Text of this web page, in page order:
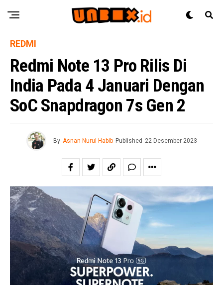
REDMI
Redmi Note 13 Pro Rilis Di
India Pada 4 Januari Dengan
SoC Snapdragon 7s Gen 2
By Asnan Nurul Habib Published 22 Desember 2023